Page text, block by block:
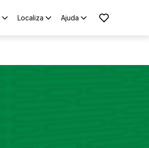
Localiza Ajuda